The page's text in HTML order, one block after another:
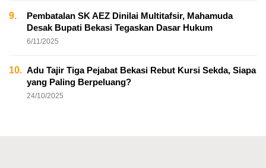
9.
Pembatalan SK AEZ Dinilai Multitafsir, Mahamuda
Desak Bupati Bekasi Tegaskan Dasar Hukum
6/11/2025
10. Adu Tajir Tiga Pejabat Bekasi Rebut Kursi Sekda, Siapa
yang Paling Berpeluang?
24/10/2025